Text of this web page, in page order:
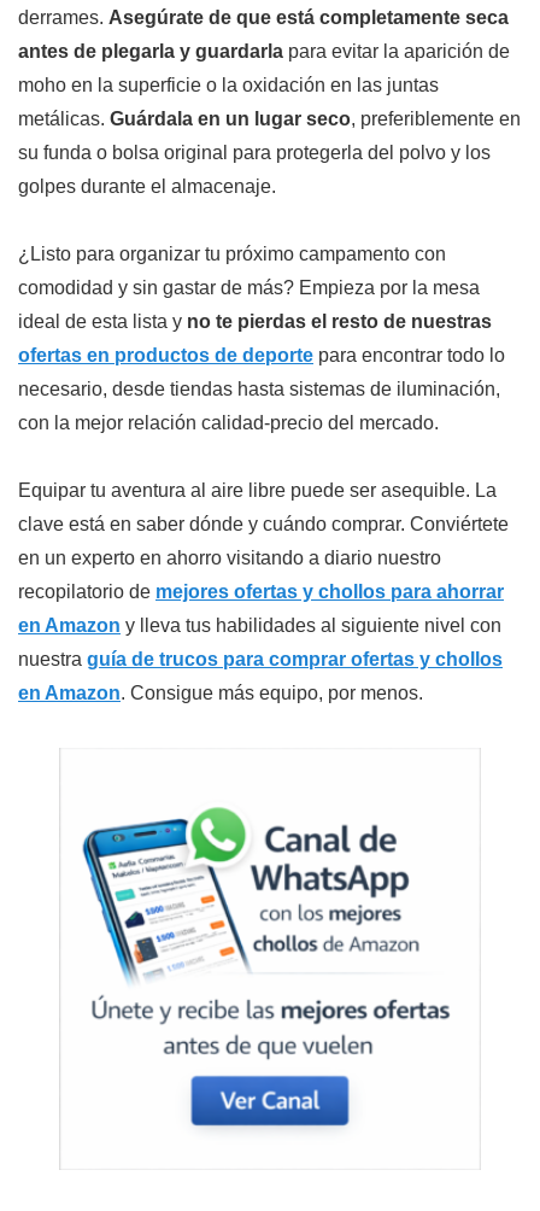
derrames. Asegúrate de que está completamente seca
antes de plegarla y guardarla para evitar la aparición de
moho en la superficie o la oxidación en las juntas
metálicas. Guárdala en un lugar seco, preferiblemente en
su funda o bolsa original para protegerla del polvo y los
golpes durante el almacenaje.
¿Listo para organizar tu próximo campamento con
comodidad y sin gastar de más? Empieza por la mesa
ideal de esta lista y no te pierdas el resto de nuestras
ofertas en productos de deporte para encontrar todo lo
necesario, desde tiendas hasta sistemas de iluminación,
con la mejor relación calidad-precio del mercado.
Equipar tu aventura al aire libre puede ser asequible. La
clave está en saber dónde y cuándo comprar. Conviértete
en un experto en ahorro visitando a diario nuestro
recopilatorio de mejores ofertas y chollos para ahorrar
en Amazon y lleva tus habilidades al siguiente nivel con
nuestra guía de trucos para comprar ofertas y chollos
en Amazon. Consigue más equipo, por menos.